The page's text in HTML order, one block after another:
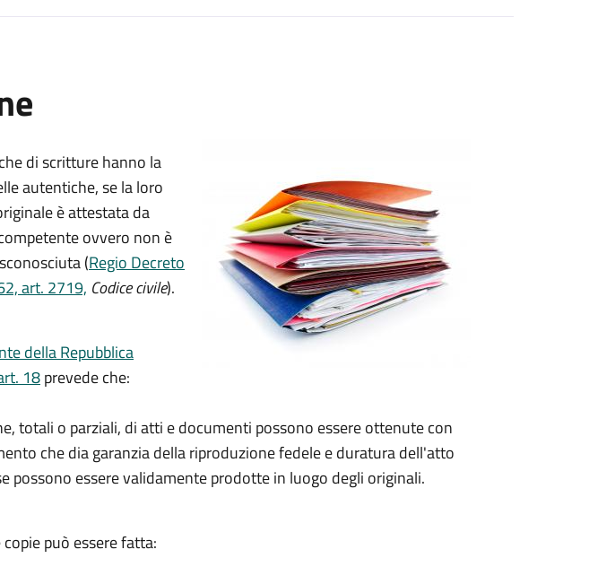
di scritture hanno la
autentiche, se la loro
è attestata da
ovvero non è
(Regio Decreto
art. 2719, Codice civile).
della Repubblica
18prevede che:
totali o parziali, di atti e documenti possono essere ottenute con
che dia garanzia della riproduzione fedele e duratura dell'atto
possono essere validamente prodotte in luogo degli originali.
può essere fatta: